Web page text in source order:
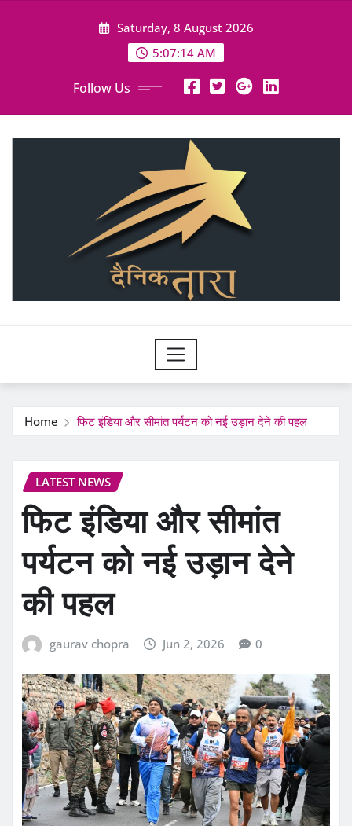
Saturday, 8 August 2026
5:07:16 AM
Follow Us
Home फिट इंडिया और सीमांत पर्यटन को नई उड़ान देने की पहल
LATEST NEWS
फिट इंडिया और सीमांत
पर्यटन को नई उड़ान देने
की पहल
gaurav chopra Jun 2, 2026 0